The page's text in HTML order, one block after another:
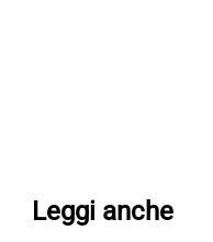
Leggi anche